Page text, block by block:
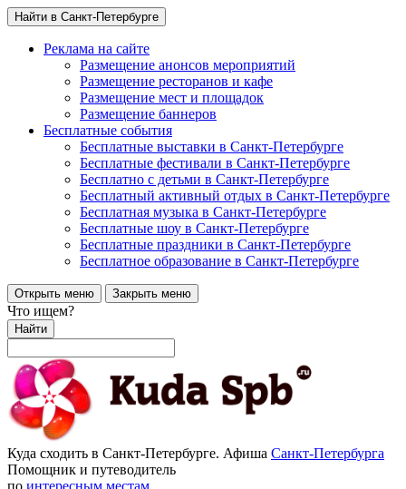
Найти в Санкт-Петербурге
Реклама на сайте
Размещение анонсов мероприятий
Размещение ресторанов и кафе
Размещение мест и площадок
Размещение баннеров
Бесплатные события
Бесплатные выставки в Санкт-Петербурге
Бесплатные фестивали в Санкт-Петербурге
Бесплатно с детьми в Санкт-Петербурге
Бесплатный активный отдых в Санкт-Петербурге
Бесплатная музыка в Санкт-Петербурге
Бесплатные шоу в Санкт-Петербурге
Бесплатные праздники в Санкт-Петербурге
Бесплатное образование в Санкт-Петербурге
Открыть меню Закрыть меню
Что ищем?
Найти
Куда сходить в Санкт-Петербурге. Афиша Санкт-Петербурга
Помощник и путеводитель
по интересным местам